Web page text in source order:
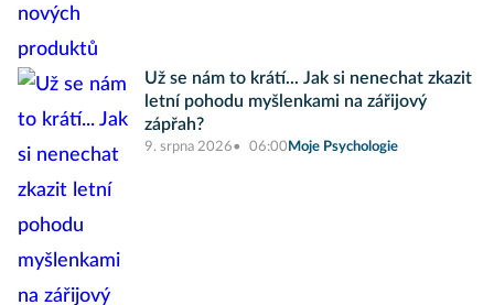
Už se nám to krátí... Jak si nenechat zkazit
letní pohodu myšlenkami na zářijový
zápřah?
9. srpna 2026 06:00 Moje Psychologie